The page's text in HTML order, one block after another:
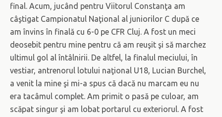
final. Acum, jucând pentru Viitorul Constanţa am
câştigat Campionatul Naţional al juniorilor C după ce
am învins în finală cu 6-0 pe CFR Cluj. A fost un meci
deosebit pentru mine pentru că am reuşit şi să marchez
ultimul gol al întâlnirii. De altfel, la finalul meciului, în
vestiar, antrenorul lotului naţional U18, Lucian Burchel,
a venit la mine şi mi-a spus că dacă nu marcam eu nu
era tacâmul complet. Am primit o pasă pe culoar, am
scăpat singur şi am lobat portarul cu exteriorul. A fost